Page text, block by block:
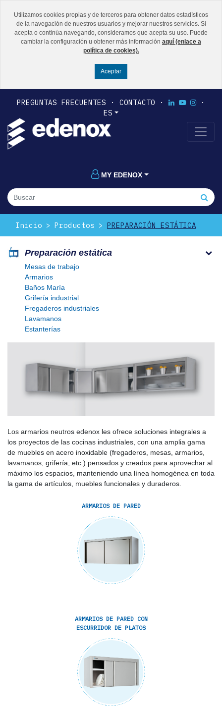
Utilizamos cookies propias y de terceros para obtener datos estadísticos
de la navegación de nuestros usuarios y mejorar nuestros servicios. Si
acepta o continúa navegando, consideramos que acepta su uso. Puede
cambiar la configuración u obtener más información aquí (enlace a
política de cookies).
PREGUNTAS FRECUENTES
CONTACTO
ES
MY EDENOX
Inicio Productos PREPARACIÓN ESTÁTICA
Preparación estática
Mesas de trabajo
Armarios
Baños María
Grifería industrial
Fregaderos industriales
Lavamanos
Estanterías
Los armarios neutros edenox les ofrece soluciones integrales a
los proyectos de las cocinas industriales, con una amplia gama
de muebles en acero inoxidable (fregaderos, mesas, armarios,
lavamanos, grifería, etc.) pensados y creados para aprovechar al
máximo los espacios, manteniendo una línea homogénea en toda
la gama de artículos, muebles funcionales y duraderos.
ARMARIOS DE PARED
ARMARIOS DE PARED CON
ESCURRIDOR DE PLATOS